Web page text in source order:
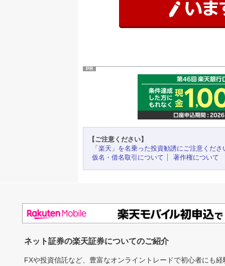
PR
【ご注意ください】
「楽天」を名乗った投資勧誘にご注意くださ
仮名・借名取引について
著作権について
ネット証券の楽天証券についてのご紹介
FXや投資信託など、豊富なオンライントレードで初心者にも